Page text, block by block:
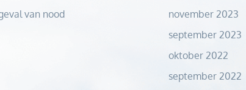
van nood
november 2023
september 2023
oktober 2022
september 2022